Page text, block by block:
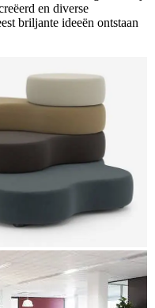
en diverse
briljante ideeën ontstaan